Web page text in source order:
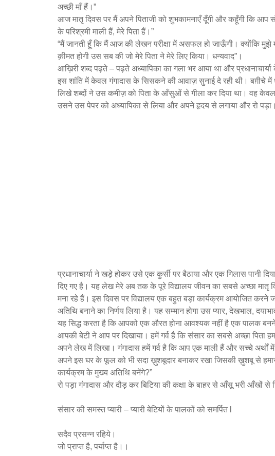
अच्छी माँ हैं।”
आज मातृ दिवस पर मैं अपने पिताजी को शुभकामनाएँ दूँगी और कहूँगी कि आप
के परिश्रमी माली हैं, मेरे पिता हैं।”
“मैं जानती हूँ कि मैं आज की लेखन परीक्षा में असफल हो जाऊँगी। क्योंकि मुझे
क़ीमत होगी उस सब की जो मेरे पिता ने मेरे लिए किया। धन्यवाद”।
आख़िरी शब्द पढ़ते – पढ़ते अध्यापिका का गला भर आया था और प्रधानाचार्या
इस शांति में केवल गंगादास के सिसकने की आवाज़ सुनाई दे रही थी। बग़ीचे में
लिखे शब्दों ने उस कमीज़ को पिता के आँसुओं से गीला कर दिया था। वह
उसने उस पेपर को अध्यापिका से लिया और अपने हृदय से लगाया और रो पड़ा।
प्रधानाचार्या ने खड़े होकर उसे एक कुर्सी पर बैठाया और एक गिलास पानी
दिए गए है। यह लेख मेरे अब तक के पूरे विद्यालय जीवन का सबसे अच्छा
मना रहे हैं। इस दिवस पर विद्यालय एक बहुत बड़ा कार्यक्रम आयोजित
अतिथि बनाने का निर्णय लिया है। यह सम्मान होगा उस प्यार, देखभाल,
यह सिद्ध करता है कि आपको एक औरत होना आवश्यक नहीं है एक पालक
आपकी बेटी ने आप पर दिखाया। हमें गर्व है कि संसार का सबसे अच्छा पिता
अपने लेख में लिखा। गंगादास हमें गर्व है कि आप एक माली हैं और सच्चे अर्थों
अपने इस घर के फूल को भी सदा ख़ुशबूदार बनाकर रखा जिसकी ख़ुशबू से
कार्यक्रम के मुख्य अतिथि बनेंगे?”
रो पड़ा गंगादास और दौड़ कर बिटिया की कक्षा के बाहर से आँसू भरी आँखों से
संसार की समस्त प्यारी – प्यारी बेटियों के पालकों को समर्पित l
सदैव प्रसन्न रहिये।
जो प्राप्त है, पर्याप्त है।।